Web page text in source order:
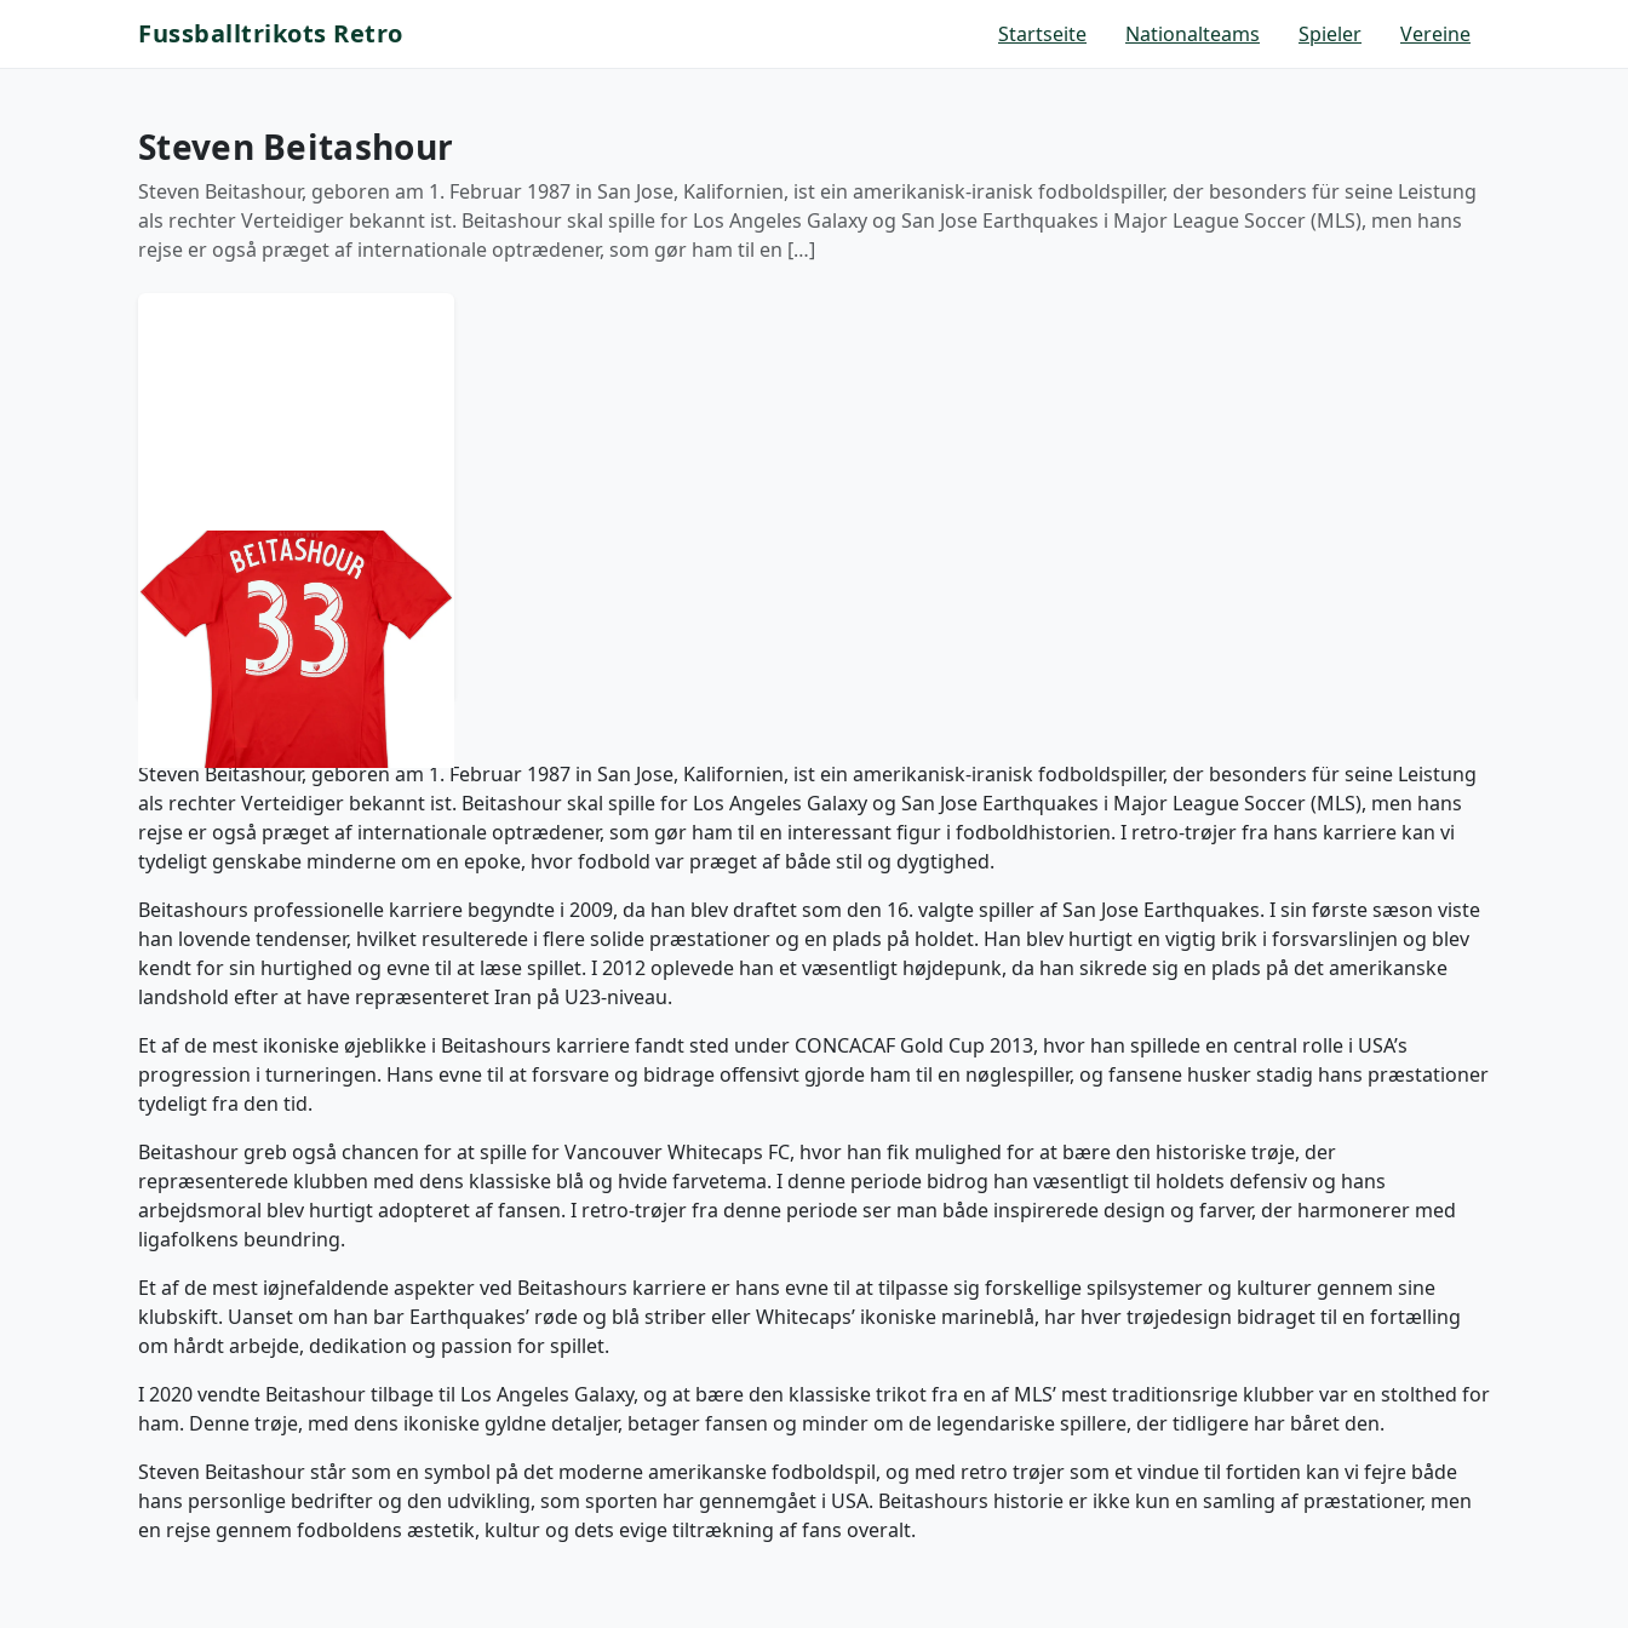
Fussballtrikots Retro Startseite Nationalteams Spieler Vereine
Steven Beitashour
Steven Beitashour, geboren am 1. Februar 1987 in San Jose, Kalifornien, ist ein amerikanisk-iranisk fodboldspiller, der besonders für seine Leistung
als rechter Verteidiger bekannt ist. Beitashour skal spille for Los Angeles Galaxy og San Jose Earthquakes i Major League Soccer (MLS), men hans
rejse er også præget af internationale optrædener, som gør ham til en […]
2016 Toronto Match Issue
Home Shirt Beitashour #33
179.99£ · ca. €212
Trikot kaufen
Steven Beitashour, geboren am 1. Februar 1987 in San Jose, Kalifornien, ist ein amerikanisk-iranisk fodboldspiller, der besonders für seine Leistung
als rechter Verteidiger bekannt ist. Beitashour skal spille for Los Angeles Galaxy og San Jose Earthquakes i Major League Soccer (MLS), men hans
rejse er også præget af internationale optrædener, som gør ham til en interessant figur i fodboldhistorien. I retro-trøjer fra hans karriere kan vi
tydeligt genskabe minderne om en epoke, hvor fodbold var præget af både stil og dygtighed.
Beitashours professionelle karriere begyndte i 2009, da han blev draftet som den 16. valgte spiller af San Jose Earthquakes. I sin første sæson viste
han lovende tendenser, hvilket resulterede i flere solide præstationer og en plads på holdet. Han blev hurtigt en vigtig brik i forsvarslinjen og blev
kendt for sin hurtighed og evne til at læse spillet. I 2012 oplevede han et væsentligt højdepunk, da han sikrede sig en plads på det amerikanske
landshold efter at have repræsenteret Iran på U23-niveau.
Et af de mest ikoniske øjeblikke i Beitashours karriere fandt sted under CONCACAF Gold Cup 2013, hvor han spillede en central rolle i USA’s
progression i turneringen. Hans evne til at forsvare og bidrage offensivt gjorde ham til en nøglespiller, og fansene husker stadig hans præstationer
tydeligt fra den tid.
Beitashour greb også chancen for at spille for Vancouver Whitecaps FC, hvor han fik mulighed for at bære den historiske trøje, der
repræsenterede klubben med dens klassiske blå og hvide farvetema. I denne periode bidrog han væsentligt til holdets defensiv og hans
arbejdsmoral blev hurtigt adopteret af fansen. I retro-trøjer fra denne periode ser man både inspirerede design og farver, der harmonerer med
ligafolkens beundring.
Et af de mest iøjnefaldende aspekter ved Beitashours karriere er hans evne til at tilpasse sig forskellige spilsystemer og kulturer gennem sine
klubskift. Uanset om han bar Earthquakes’ røde og blå striber eller Whitecaps’ ikoniske marineblå, har hver trøjedesign bidraget til en fortælling
om hårdt arbejde, dedikation og passion for spillet.
I 2020 vendte Beitashour tilbage til Los Angeles Galaxy, og at bære den klassiske trikot fra en af MLS’ mest traditionsrige klubber var en stolthed for
ham. Denne trøje, med dens ikoniske gyldne detaljer, betager fansen og minder om de legendariske spillere, der tidligere har båret den.
Steven Beitashour står som en symbol på det moderne amerikanske fodboldspil, og med retro trøjer som et vindue til fortiden kan vi fejre både
hans personlige bedrifter og den udvikling, som sporten har gennemgået i USA. Beitashours historie er ikke kun en samling af præstationer, men
en rejse gennem fodboldens æstetik, kultur og dets evige tiltrækning af fans overalt.